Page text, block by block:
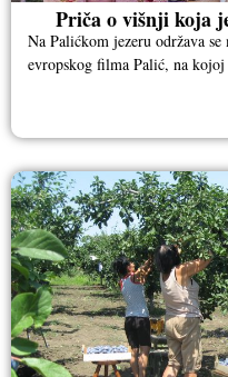
Priča o višnji koja
Na Palićkom jezeru održava
evropskog filma Palić, na